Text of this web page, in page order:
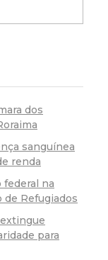
dos
sanguínea
renda
federal na
de Refugiados
para